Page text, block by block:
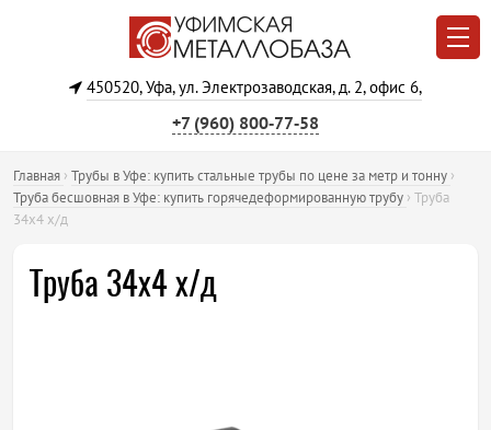
450520, Уфа, ул. Электрозаводская, д. 2, офис 6,
+7 (960) 800‐77‐58
Главная › Трубы в Уфе: купить стальные трубы по цене за метр и тонну ›
Труба бесшовная в Уфе: купить горячедеформированную трубу › Труба
34х4 х/д
Труба 34х4 х/д